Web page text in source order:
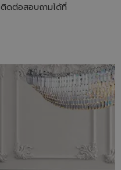
ติดต่อสอบถามได้ที่